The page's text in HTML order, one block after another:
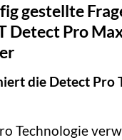
gestellte
Detect Pro
die Detect Pro
Technologie